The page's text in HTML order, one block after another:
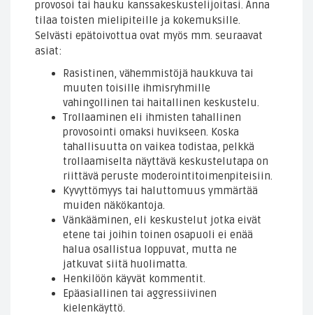
provosoi tai hauku kanssakeskustelijoitasi. Anna
tilaa toisten mielipiteille ja kokemuksille.
Selvästi epätoivottua ovat myös mm. seuraavat
asiat:
Rasistinen, vähemmistöjä haukkuva tai
muuten toisille ihmisryhmille
vahingollinen tai haitallinen keskustelu.
Trollaaminen eli ihmisten tahallinen
provosointi omaksi huvikseen. Koska
tahallisuutta on vaikea todistaa, pelkkä
trollaamiselta näyttävä keskustelutapa on
riittävä peruste moderointitoimenpiteisiin.
Kyvyttömyys tai haluttomuus ymmärtää
muiden näkökantoja.
Vänkääminen, eli keskustelut jotka eivät
etene tai joihin toinen osapuoli ei enää
halua osallistua loppuvat, mutta ne
jatkuvat siitä huolimatta.
Henkilöön käyvät kommentit.
Epäasiallinen tai aggressiivinen
kielenkäyttö.